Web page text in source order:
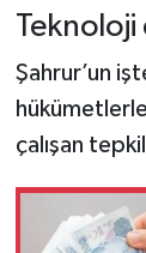
Şahrur’un
çalışan